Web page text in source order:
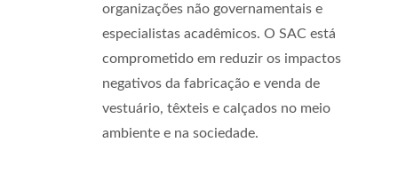
organizações não governamentais e
especialistas acadêmicos. O SAC está
comprometido em reduzir os impactos
negativos da fabricação e venda de
vestuário, têxteis e calçados no meio
ambiente e na sociedade.